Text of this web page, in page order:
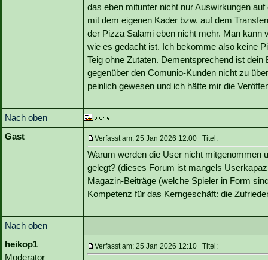
das eben mitunter nicht nur Auswirkungen
mit dem eigenen Kader bzw. auf dem
der Pizza Salami eben nicht mehr. Man kann
wie es gedacht ist. Ich bekomme also keine
Teig ohne Zutaten. Dementsprechend ist
gegenüber den Comunio-Kunden nicht zu
peinlich gewesen und ich hätte mir die
Nach oben
Gast
Verfasst am: 25 Jan 2026 12:00 Titel:
Warum werden die User nicht mitgenommen
gelegt? (dieses Forum ist mangels
Magazin-Beiträge (welche Spieler in Form
Kompetenz für das Kerngeschäft: die
Nach oben
heikop1
Moderator
Verfasst am: 25 Jan 2026 12:10 Titel: